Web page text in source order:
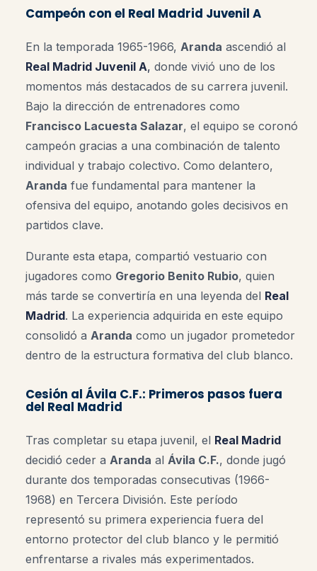
Campeón con el Real Madrid Juvenil A
En la temporada 1965-1966, Aranda ascendió al
Real Madrid Juvenil A, donde vivió uno de los
momentos más destacados de su carrera juvenil.
Bajo la dirección de entrenadores como
Francisco Lacuesta Salazar, el equipo se coronó
campeón gracias a una combinación de talento
individual y trabajo colectivo. Como delantero,
Aranda fue fundamental para mantener la
ofensiva del equipo, anotando goles decisivos en
partidos clave.
Durante esta etapa, compartió vestuario con
jugadores como Gregorio Benito Rubio, quien
más tarde se convertiría en una leyenda del Real
Madrid. La experiencia adquirida en este equipo
consolidó a Aranda como un jugador prometedor
dentro de la estructura formativa del club blanco.
Cesión al Ávila C.F.: Primeros pasos fuera
del Real Madrid
Tras completar su etapa juvenil, el Real Madrid
decidió ceder a Aranda al Ávila C.F., donde jugó
durante dos temporadas consecutivas (1966-
1968) en Tercera División. Este período
representó su primera experiencia fuera del
entorno protector del club blanco y le permitió
enfrentarse a rivales más experimentados.